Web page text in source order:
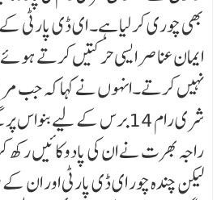
بھی چوری کر لیا ہے۔ ای ڈی پارٹی
ایمان عناصر ایسی حرکتیں کرتے
نہیں کرتے۔انہوں نے کہا کہ جب
شری رام 14برس کے لیے
راجہ بھرت نے ان کی پادوکائیں رکھ
لیکن چندہ چور ای ڈی پارٹی اور ان